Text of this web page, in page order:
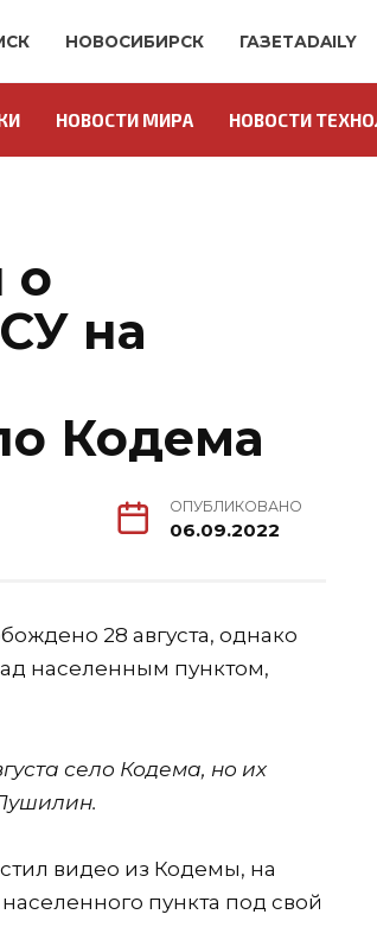
НОВОСИБИРСК ГАЗЕТАDAILY
НОВОСТИ МИРА НОВОСТИ
о
на
Кодема
ОПУБЛИКОВАНО
06.09.2022
28 августа, однако
населенным пунктом,
село Кодема, но их
видео из Кодемы, на
пункта под свой